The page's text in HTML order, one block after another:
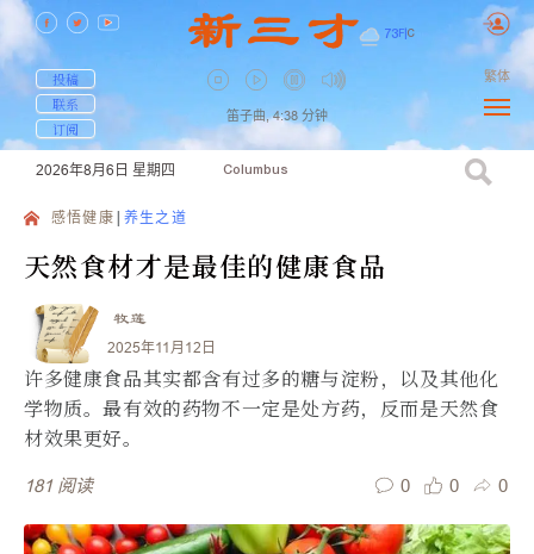
73F| C
投稿
联系
订阅
笛子曲, 4:38 分钟
繁体
2026年8月6日 星期四 Columbus
感悟健康 养生之道
天然食材才是最佳的健康食品
牧莲
2025年11月12日
许多健康食品其实都含有过多的糖与淀粉，以及其他化
学物质。最有效的药物不一定是处方药，反而是天然食
材效果更好。
181 阅读 0 0 0